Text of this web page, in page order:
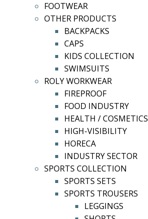
FOOTWEAR
OTHER PRODUCTS
BACKPACKS
CAPS
KIDS COLLECTION
SWIMSUITS
ROLY WORKWEAR
FIREPROOF
FOOD INDUSTRY
HEALTH / COSMETICS
HIGH-VISIBILITY
HORECA
INDUSTRY SECTOR
SPORTS COLLECTION
SPORTS SETS
SPORTS TROUSERS
LEGGINGS